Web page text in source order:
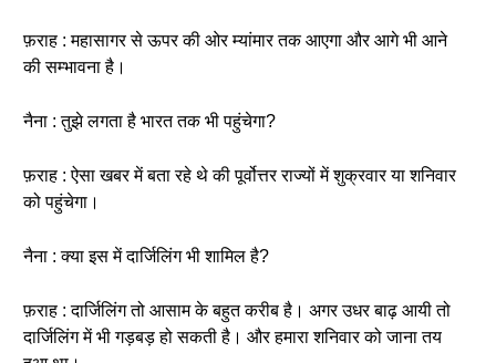
फ़राह : महासागर से ऊपर की ओर म्यांमार तक आएगा और आगे भी आने
की सम्भावना है।
नैना : तुझे लगता है भारत तक भी पहुंचेगा?
फ़राह : ऐसा खबर में बता रहे थे की पूर्वोत्तर राज्यों में शुक्रवार या शनिवार
को पहुंचेगा।
नैना : क्या इस में दार्जिलिंग भी शामिल है?
फ़राह : दार्जिलिंग तो आसाम के बहुत करीब है। अगर उधर बाढ़ आयी तो
दार्जिलिंग में भी गड़बड़ हो सकती है। और हमारा शनिवार को जाना तय